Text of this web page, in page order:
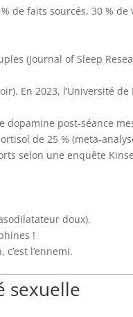
de faits sourcés, 30 % de
(Journal of Sleep
En 2023, l’Université
post-séance
de 25 % (meta-
selon une enquête
doux).
!
l’ennemi.
sexuelle